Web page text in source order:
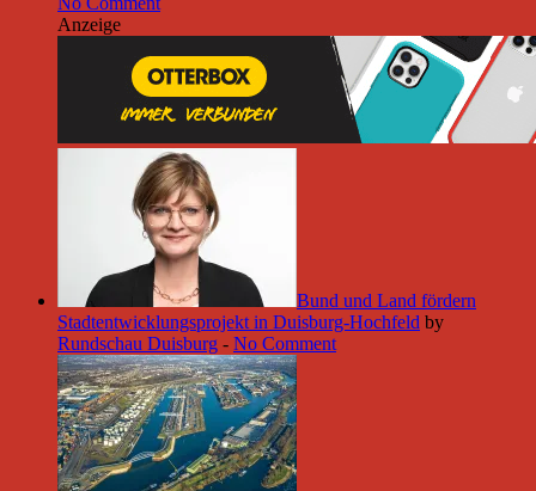
Anzeige
Bund und Land fördern
Stadtentwicklungsprojekt in Duisburg-Hochfeld by
Rundschau Duisburg - No Comment